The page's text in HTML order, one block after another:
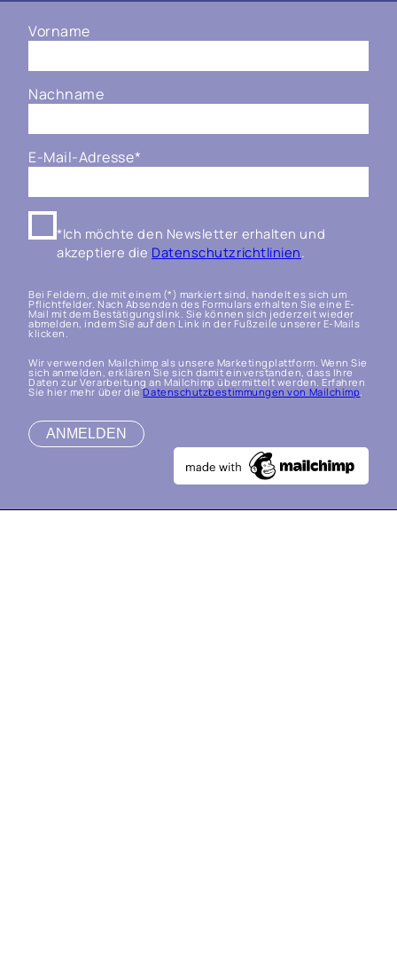
Vorname
Nachname
E-Mail-Adresse*
*Ich möchte den Newsletter erhalten und
akzeptiere die Datenschutzrichtlinien.
Bei Feldern, die mit einem (*) markiert sind, handelt es sich um
Pflichtfelder. Nach Absenden des Formulars erhalten Sie eine E-
Mail mit dem Bestätigungslink. Sie können sich jederzeit wieder
abmelden, indem Sie auf den Link in der Fußzeile unserer E-Mails
klicken.
Wir verwenden Mailchimp als unsere Marketingplattform. Wenn Sie
sich anmelden, erklären Sie sich damit einverstanden, dass Ihre
Daten zur Verarbeitung an Mailchimp übermittelt werden. Erfahren
Sie hier mehr über dieDatenschutzbestimmungen von Mailchimp.